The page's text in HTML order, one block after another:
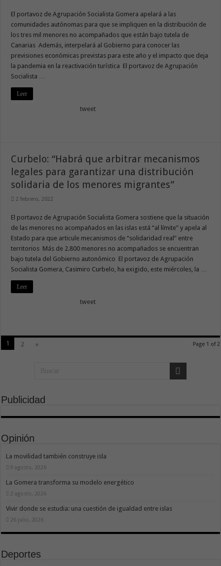
El portavoz de Agrupación Socialista Gomera apelará a las
comunidades autónomas para que se impliquen en la distribución de
los tres mil menores no acompañados que están bajo tutela de
Canarias Además, interpelará al Gobierno para conocer las
previsiones económicas previstas para este año y el impacto que deja
la pandemia en la reactivación turística El portavoz de Agrupación
Socialista …
Leer
tweet
Curbelo: “Habrá que arbitrar mecanismos
legales para garantizar una distribución
solidaria de los menores migrantes”
2 febrero, 2022
El portavoz de Agrupación Socialista Gomera sostiene que la situación
de las menores no acompañados en las islas está “al límite” y apela al
Estado para que articule mecanismos de “solidaridad real” entre
territorios Más de 2.800 menores no acompañados se encuentran
bajo tutela del Gobierno autonómico El portavoz de Agrupación
Socialista Gomera, Casimiro Curbelo, ha exigido, este miércoles, la …
Leer
tweet
Page 1 of 2
1 2 »
Publicidad
Opinión
La movilidad también construye isla
9 agosto, 2026
La Gomera transforma su modelo energético
2 agosto, 2026
Vivir donde se estudia: una cuestión de igualdad entre islas
26 julio, 2026
Deportes